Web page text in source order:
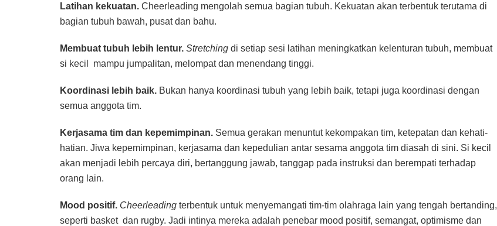
Latihan kekuatan. Cheerleading mengolah semua bagian tubuh. Kekuatan akan terbentuk terutama di
bagian tubuh bawah, pusat dan bahu.
Membuat tubuh lebih lentur. Stretching di setiap sesi latihan meningkatkan kelenturan tubuh, membuat
si kecil mampu jumpalitan, melompat dan menendang tinggi.
Koordinasi lebih baik. Bukan hanya koordinasi tubuh yang lebih baik, tetapi juga koordinasi dengan
semua anggota tim.
Kerjasama tim dan kepemimpinan. Semua gerakan menuntut kekompakan tim, ketepatan dan kehati-
hatian. Jiwa kepemimpinan, kerjasama dan kepedulian antar sesama anggota tim diasah di sini. Si kecil
akan menjadi lebih percaya diri, bertanggung jawab, tanggap pada instruksi dan berempati terhadap
orang lain.
Mood positif. Cheerleading terbentuk untuk menyemangati tim-tim olahraga lain yang tengah bertanding,
seperti basket dan rugby. Jadi intinya mereka adalah penebar mood positif, semangat, optimisme dan